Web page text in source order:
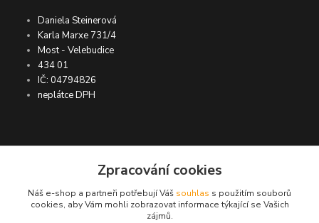
Daniela Steinerová
Karla Marxe 731/4
Most - Velebudice
434 01
IČ: 04794826
neplátce DPH
ASIMP.cz
DOPRAVA ZDARMA po ČR a SR ●
Zpracování cookies
Náš e-shop a partneři potřebují Váš souhlas s použitím souborů
cookies, aby Vám mohli zobrazovat informace týkající se Vašich
zájmů.